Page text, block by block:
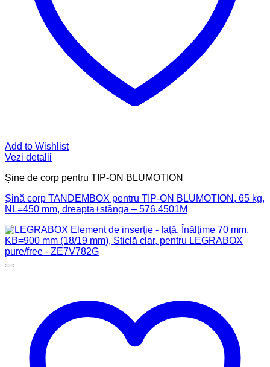
Add to Wishlist
Vezi detalii
Şine de corp pentru TIP-ON BLUMOTION
Șină corp TANDEMBOX pentru TIP-ON BLUMOTION, 65 kg,
NL=450 mm, dreapta+stânga – 576.4501M